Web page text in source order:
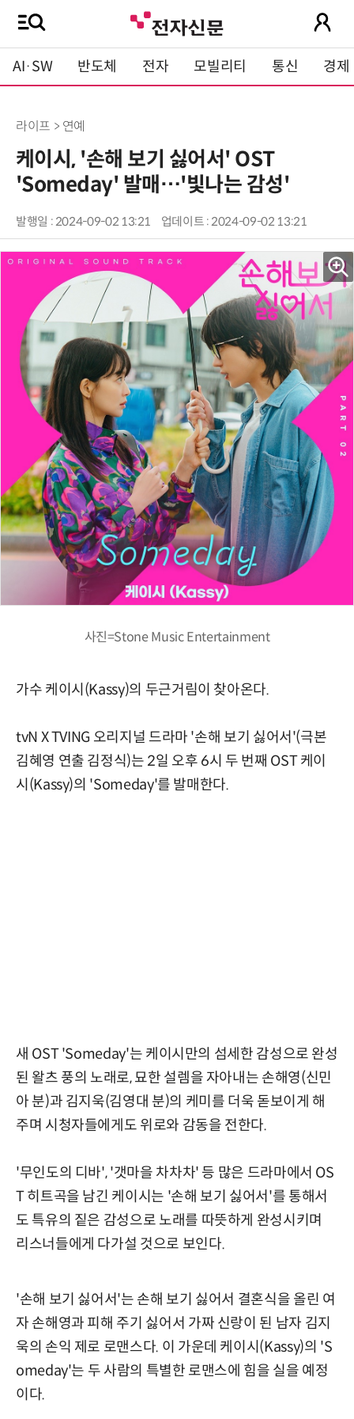
AI·SW 반도체 전자 모빌리티 통신 경제
라이프 > 연예
케이시, '손해 보기 싫어서' OST
'Someday' 발매…'빛나는 감성'
발행일 : 2024-09-02 13:21 업데이트 : 2024-09-02 13:21
사진=Stone Music Entertainment
가수 케이시(Kassy)의 두근거림이 찾아온다.
tvN X TVING 오리지널 드라마 '손해 보기 싫어서'(극본
김혜영 연출 김정식)는 2일 오후 6시 두 번째 OST 케이
시(Kassy)의 'Someday'를 발매한다.
새 OST 'Someday'는 케이시만의 섬세한 감성으로 완성
된 왈츠 풍의 노래로, 묘한 설렘을 자아내는 손해영(신민
아 분)과 김지욱(김영대 분)의 케미를 더욱 돋보이게 해
주며 시청자들에게도 위로와 감동을 전한다.
'무인도의 디바', '갯마을 차차차' 등 많은 드라마에서 OS
T 히트곡을 남긴 케이시는 '손해 보기 싫어서'를 통해서
도 특유의 짙은 감성으로 노래를 따뜻하게 완성시키며
리스너들에게 다가설 것으로 보인다.
'손해 보기 싫어서'는 손해 보기 싫어서 결혼식을 올린 여
자 손해영과 피해 주기 싫어서 가짜 신랑이 된 남자 김지
욱의 손익 제로 로맨스다. 이 가운데 케이시(Kassy)의 'S
omeday'는 두 사람의 특별한 로맨스에 힘을 실을 예정
이다.